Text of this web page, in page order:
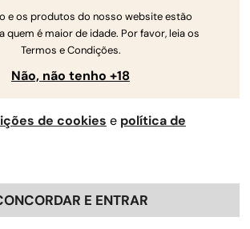
e os produtos do nosso website estão
quem é maior de idade. Por favor, leia os
Termos e Condições.
Não, não tenho +18
de cookies e política de
E ENTRAR